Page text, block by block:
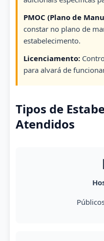
PMOC (Plano de
constar no plano de
estabelecimento.
Licenciamento:
para alvará de
Tipos de
Atendidos